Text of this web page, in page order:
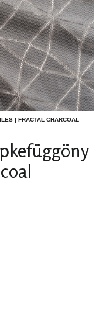
| FRACTAL CHARCOAL